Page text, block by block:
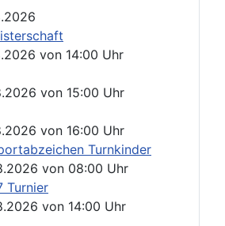
von 14:00 Uhr
von 15:00 Uhr
von 16:00 Uhr
Turnkinder
von 08:00 Uhr
Turnier
von 14:00 Uhr